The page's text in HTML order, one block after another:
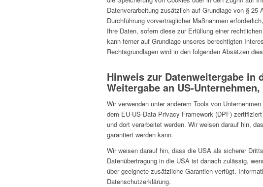
Datenverarbeitung zusätzlich auf Grundlage von §
Durchführung vorvertraglicher Maßnahmen
Ihre Daten, sofern diese zur Erfüllung einer
kann ferner auf Grundlage unseres berechtigten
Rechtsgrundlagen wird in den folgenden Absätzen
Hinweis zur Datenweitergabe
Weitergabe an US-
Wir verwenden unter anderem Tools von
dem EU-US-Data Privacy Framework (DPF)
und dort verarbeitet werden. Wir weisen darauf hin,
garantiert werden kann.
Wir weisen darauf hin, dass die USA als sicherer
Datenübertragung in die USA ist danach zulässig,
über geeignete zusätzliche Garantien verfügt.
Datenschutzerklärung.